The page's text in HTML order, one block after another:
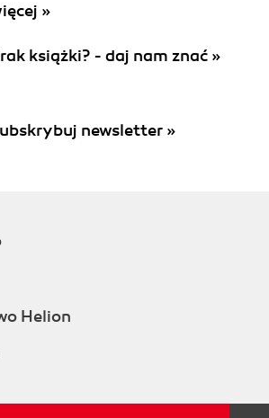
»
książki? - daj nam znać »
newsletter »
Helion